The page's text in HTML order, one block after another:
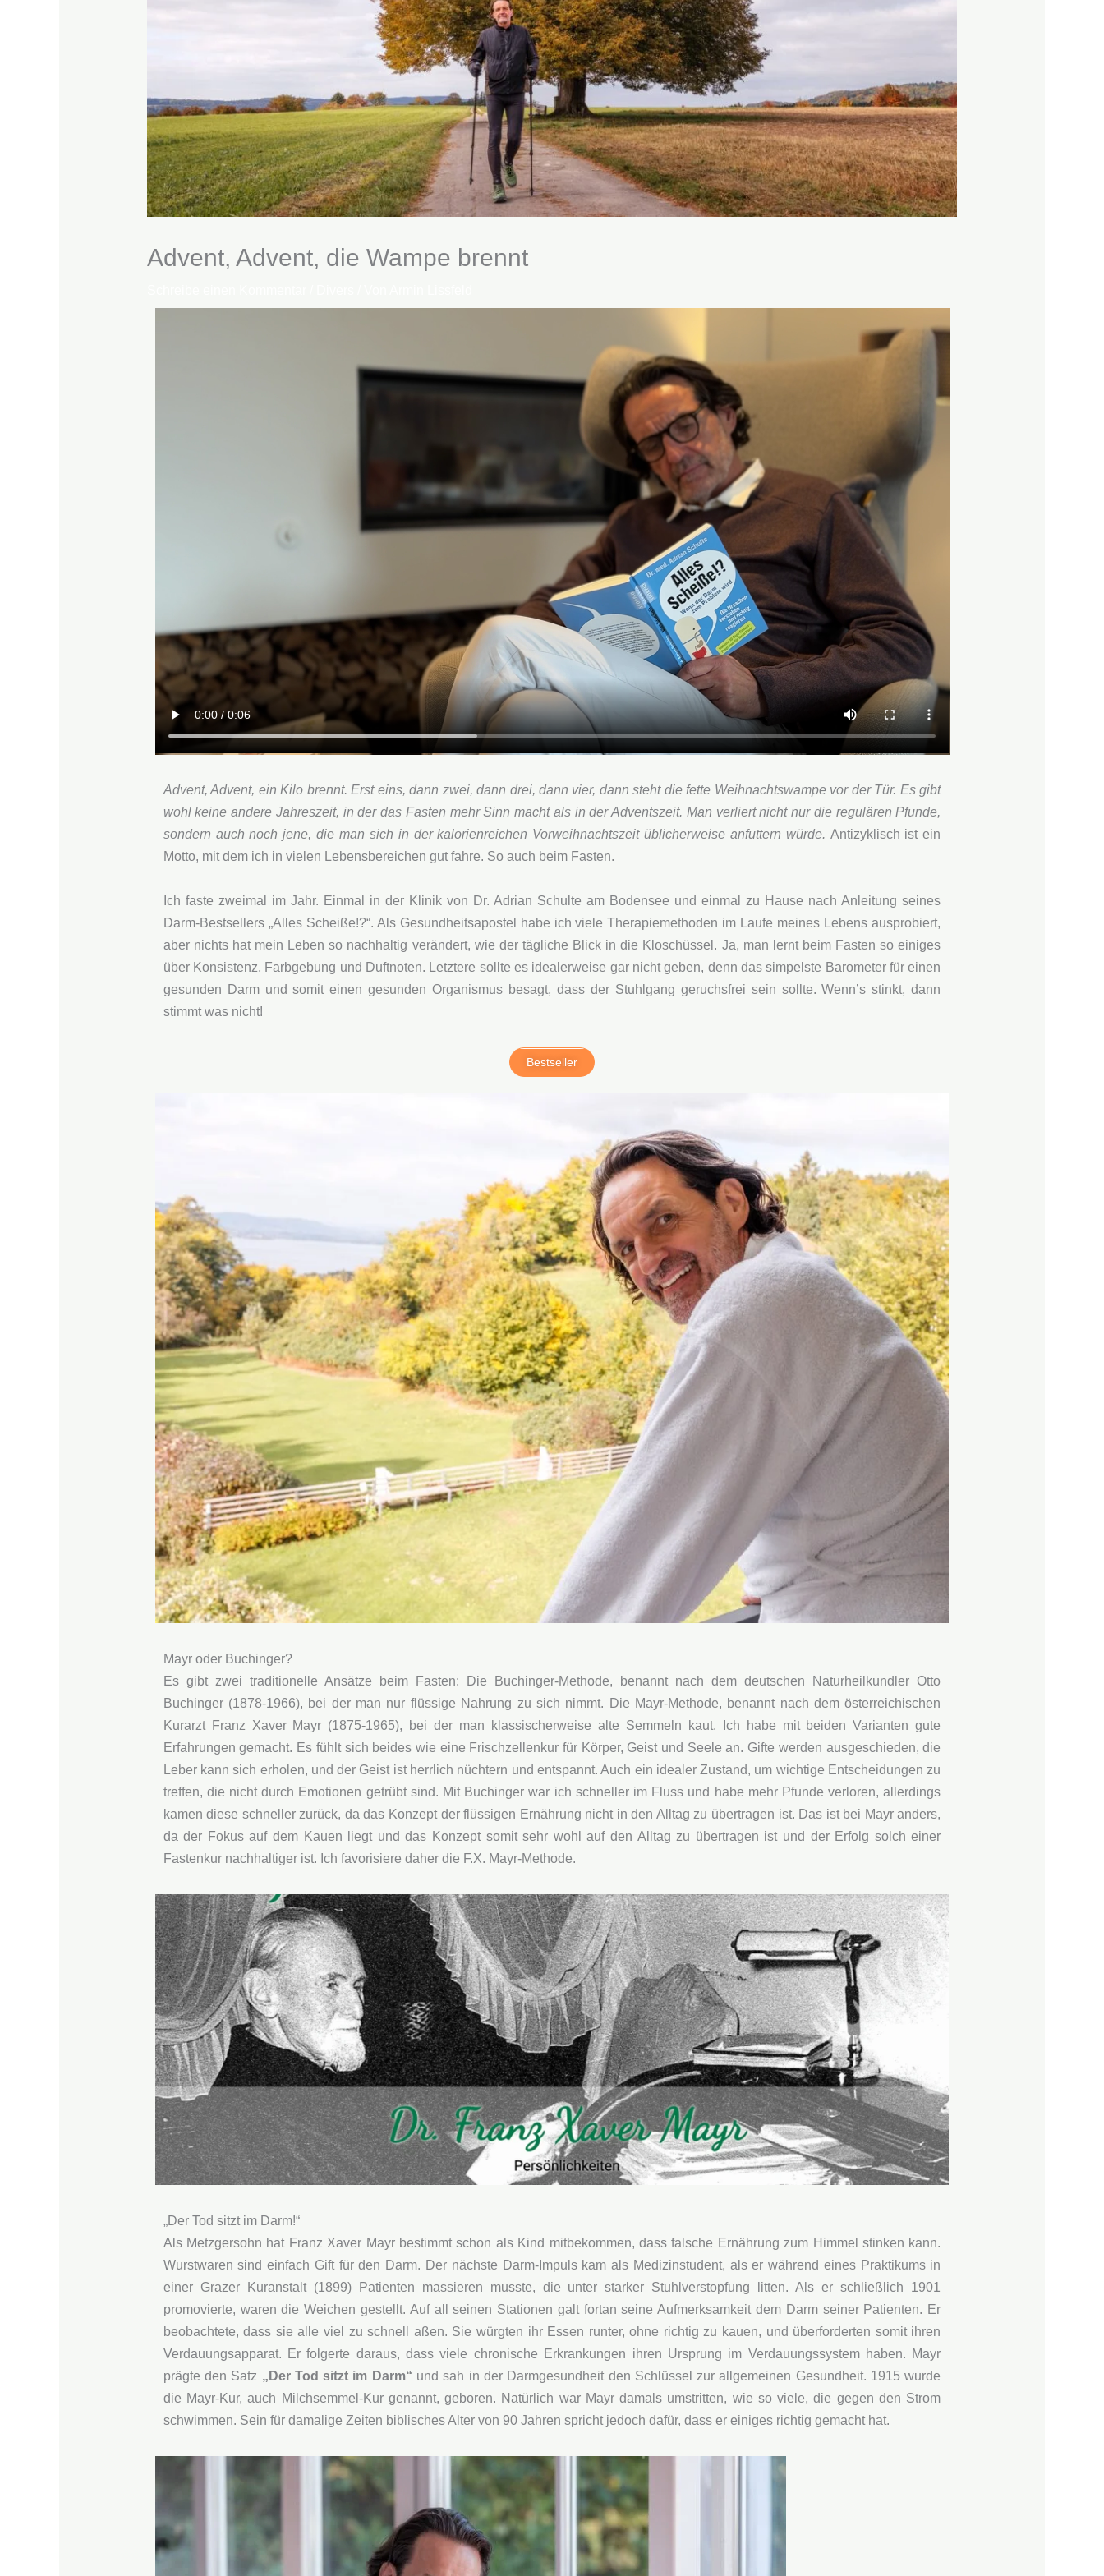
Advent, Advent, die Wampe brennt
Advent, Advent, ein Kilo brennt. Erst eins, dann zwei, dann drei, dann vier, dann steht die fette Weihnachtswampe vor der Tür. Es gibt
wohl keine andere Jahreszeit, in der das Fasten mehr Sinn macht als in der Adventszeit. Man verliert nicht nur die regulären Pfunde,
sondern auch noch jene, die man sich in der kalorienreichen Vorweihnachtszeit üblicherweise anfuttern würde. Antizyklisch ist ein
Motto, mit dem ich in vielen Lebensbereichen gut fahre. So auch beim Fasten.
Ich faste zweimal im Jahr. Einmal in der Klinik von Dr. Adrian Schulte am Bodensee und einmal zu Hause nach Anleitung seines
Darm-Bestsellers „Alles Scheiße!?“. Als Gesundheitsapostel habe ich viele Therapiemethoden im Laufe meines Lebens ausprobiert,
aber nichts hat mein Leben so nachhaltig verändert, wie der tägliche Blick in die Kloschüssel. Ja, man lernt beim Fasten so einiges
über Konsistenz, Farbgebung und Duftnoten. Letztere sollte es idealerweise gar nicht geben, denn das simpelste Barometer für einen
gesunden Darm und somit einen gesunden Organismus besagt, dass der Stuhlgang geruchsfrei sein sollte. Wenn’s stinkt, dann
stimmt was nicht!
Bestseller
Mayr oder Buchinger?
Es gibt zwei traditionelle Ansätze beim Fasten: Die Buchinger-Methode, benannt nach dem deutschen Naturheilkundler Otto
Buchinger (1878-1966), bei der man nur flüssige Nahrung zu sich nimmt. Die Mayr-Methode, benannt nach dem österreichischen
Kurarzt Franz Xaver Mayr (1875-1965), bei der man klassischerweise alte Semmeln kaut. Ich habe mit beiden Varianten gute
Erfahrungen gemacht. Es fühlt sich beides wie eine Frischzellenkur für Körper, Geist und Seele an. Gifte werden ausgeschieden, die
Leber kann sich erholen, und der Geist ist herrlich nüchtern und entspannt. Auch ein idealer Zustand, um wichtige Entscheidungen zu
treffen, die nicht durch Emotionen getrübt sind. Mit Buchinger war ich schneller im Fluss und habe mehr Pfunde verloren, allerdings
kamen diese schneller zurück, da das Konzept der flüssigen Ernährung nicht in den Alltag zu übertragen ist. Das ist bei Mayr anders,
da der Fokus auf dem Kauen liegt und das Konzept somit sehr wohl auf den Alltag zu übertragen ist und der Erfolg solch einer
Fastenkur nachhaltiger ist. Ich favorisiere daher die F.X. Mayr-Methode.
„Der Tod sitzt im Darm!“
Als Metzgersohn hat Franz Xaver Mayr bestimmt schon als Kind mitbekommen, dass falsche Ernährung zum Himmel stinken kann.
Wurstwaren sind einfach Gift für den Darm. Der nächste Darm-Impuls kam als Medizinstudent, als er während eines Praktikums in
einer Grazer Kuranstalt (1899) Patienten massieren musste, die unter starker Stuhlverstopfung litten. Als er schließlich 1901
promovierte, waren die Weichen gestellt. Auf all seinen Stationen galt fortan seine Aufmerksamkeit dem Darm seiner Patienten. Er
beobachtete, dass sie alle viel zu schnell aßen. Sie würgten ihr Essen runter, ohne richtig zu kauen, und überforderten somit ihren
Verdauungsapparat. Er folgerte daraus, dass viele chronische Erkrankungen ihren Ursprung im Verdauungssystem haben. Mayr
prägte den Satz „Der Tod sitzt im Darm“ und sah in der Darmgesundheit den Schlüssel zur allgemeinen Gesundheit. 1915 wurde
die Mayr-Kur, auch Milchsemmel-Kur genannt, geboren. Natürlich war Mayr damals umstritten, wie so viele, die gegen den Strom
schwimmen. Sein für damalige Zeiten biblisches Alter von 90 Jahren spricht jedoch dafür, dass er einiges richtig gemacht hat.